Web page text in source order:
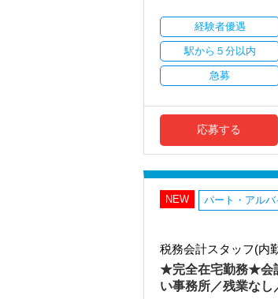
・顧客と直接折衝する機
・経験値が自然と積み上
＜働きやすい環境＞
・有給取得率90％以上
・年間休日125日以上
・男性の育休取得率100％
・テレワーク導入済み
・全席デュアルモニタ完備
・クライアント2500社以
・9割が紹介の安定基盤
・一般企業～医療・学校
・相続／事業承継／M&A
＜成長中の税理士法人＞
・全国14拠点で事業展開
経験者優遇
駅から５分以内
急募
応募する
NEW パート・アルバ
税務会計スタッフ(内
★完全在宅勤務★会
い事務所／残業な